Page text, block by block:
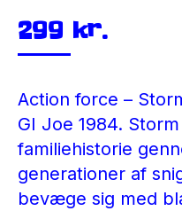
299 kr.
Action force –
GI Joe 1984.
familiehistorie
generationer af
bevæge sig med